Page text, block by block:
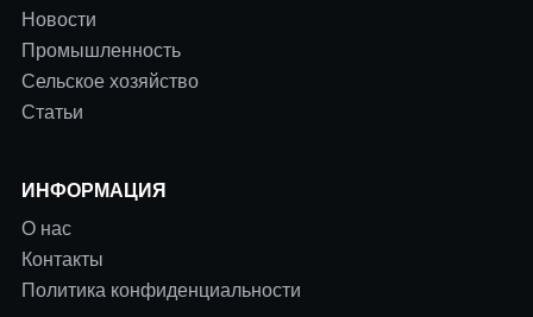
Новости
Промышленность
Сельское хозяйство
Статьи
ИНФОРМАЦИЯ
О нас
Контакты
Политика конфиденциальности